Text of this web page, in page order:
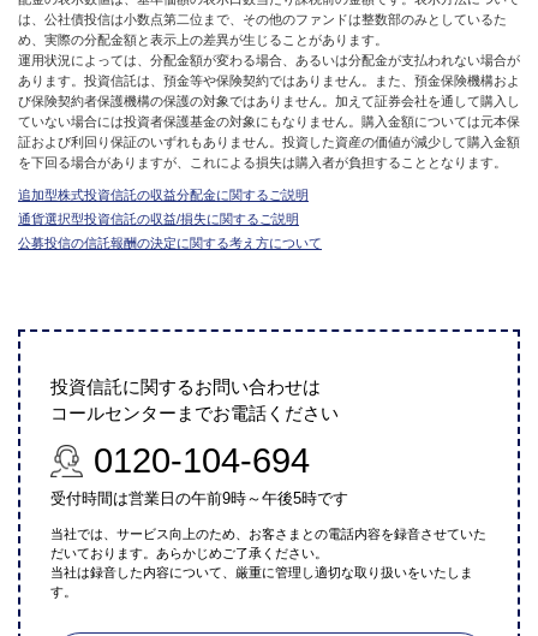
は、公社債投信は小数点第二位まで、その他のファンドは整数部のみとしているた
め、実際の分配金額と表示上の差異が生じることがあります。
運用状況によっては、分配金額が変わる場合、あるいは分配金が支払われない場合が
あります。投資信託は、預金等や保険契約ではありません。また、預金保険機構およ
び保険契約者保護機構の保護の対象ではありません。加えて証券会社を通して購入し
ていない場合には投資者保護基金の対象にもなりません。購入金額については元本保
証および利回り保証のいずれもありません。投資した資産の価値が減少して購入金額
を下回る場合がありますが、これによる損失は購入者が負担することとなります。
追加型株式投資信託の収益分配金に関するご説明
通貨選択型投資信託の収益/損失に関するご説明
公募投信の信託報酬の決定に関する考え方について
投資信託に関するお問い合わせは
コールセンターまでお電話ください
0120-104-694
受付時間は営業日の午前9時～午後5時です
当社では、サービス向上のため、お客さまとの電話内容を録音させていた
だいております。あらかじめご了承ください。
当社は録音した内容について、厳重に管理し適切な取り扱いをいたしま
す。